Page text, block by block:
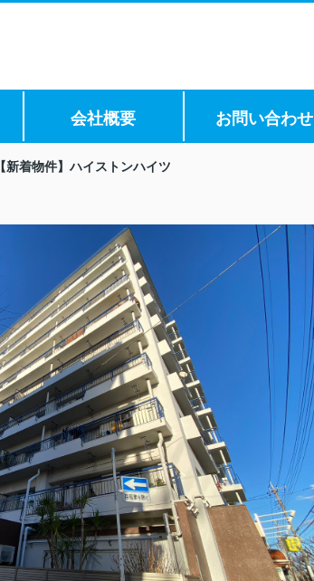
会社概要 お問い合わせ
【新着物件】ハイストンハイツ